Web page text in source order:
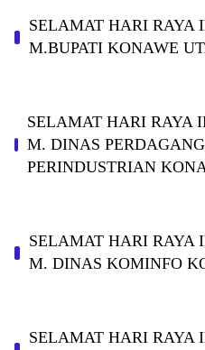
SELAMAT HARI RAYA
M.BUPATI KONAWE
SELAMAT HARI RAYA
M. DINAS
PERINDUSTRIAN
SELAMAT HARI RAYA
M. DINAS KOMINFO
SELAMAT HARI RAYA